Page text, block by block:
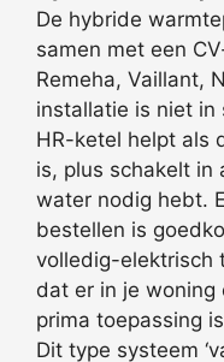
De hybride
samen met een
Remeha, Vaillant,
installatie is niet in
HR-ketel helpt als
is, plus schakelt in
water nodig hebt.
bestellen is
volledig-elektrisch
dat er in je woning
prima toepassing
Dit type systeem